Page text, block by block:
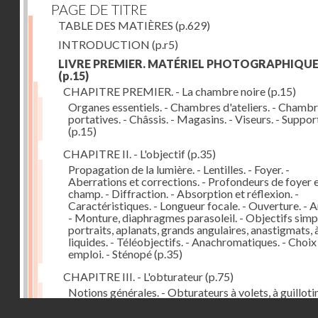
PAGE DE TITRE
TABLE DES MATIÈRES (p.629)
INTRODUCTION (p.r5)
LIVRE PREMIER. MATÉRIEL PHOTOGRAPHIQUE
(p.15)
CHAPITRE PREMIER. - La chambre noire(p.15)
Organes essentiels. - Chambres d'ateliers. -
portatives. - Châssis. - Magasins. - Viseurs. -
(p.15)
CHAPITRE II. - L'objectif(p.35)
Propagation de la lumière. - Lentilles. - Foyer. -
Aberrations et corrections. - Profondeurs de foyer
champ. - Diffraction. - Absorption et réflexion. -
Caractéristiques. - Longueur focale. - Ouverture. -
- Monture, diaphragmes parasoleil. - Objectifs
portraits, aplanats, grands angulaires, anastigmats,
liquides. - Téléobjectifs. - Anachromatiques. -
emploi. - Sténopé(p.35)
CHAPITRE III. - L'obturateur(p.75)
Notions générales. - Obturateurs à volets, à